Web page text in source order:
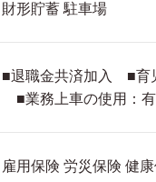
財形貯蓄 駐車場
■退職金共済加入 ■育
■業務上車の使用：有
雇用保険 労災保険 健